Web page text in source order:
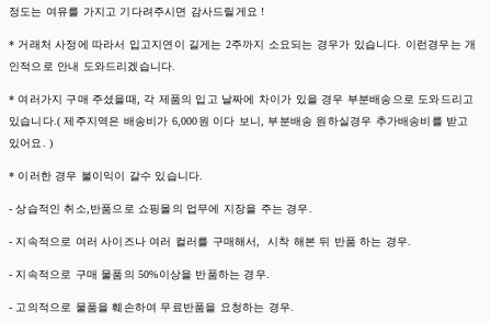
정도는 여유를 가지고 기다려주시면 감사드릴게요 !
* 거래처 사정에 따라서 입고지연이 길게는 2주까지 소요되는 경우가 있습니다. 이런경우는 개
인적으로 안내 도와드리겠습니다.
* 여러가지 구매 주셨을때, 각 제품의 입고 날짜에 차이가 있을 경우 부분배송으로 도와드리고
있습니다.( 제주지역은 배송비가 6,000원 이다 보니, 부분배송 원하실경우 추가배송비를 받고
있어요. )
* 이러한 경우 불이익이 갈수 있습니다.
- 상습적인 취소,반품으로 쇼핑몰의 업무에 지장을 주는 경우.
- 지속적으로 여러 사이즈나 여러 컬러를 구매해서, 시착 해본 뒤 반품 하는 경우.
- 지속적으로 구매 물품의 50%이상을 반품하는 경우.
- 고의적으로 물품을 훼손하여 무료반품을 요청하는 경우.